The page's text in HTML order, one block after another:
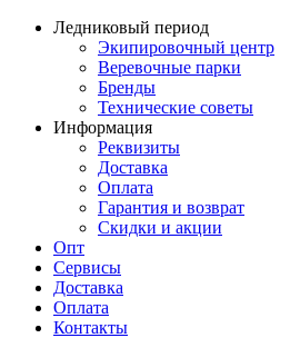
Ледниковый период
Экипировочный центр
Веревочные парки
Бренды
Технические советы
Информация
Реквизиты
Доставка
Оплата
Гарантия и возврат
Скидки и акции
Опт
Сервисы
Доставка
Оплата
Контакты